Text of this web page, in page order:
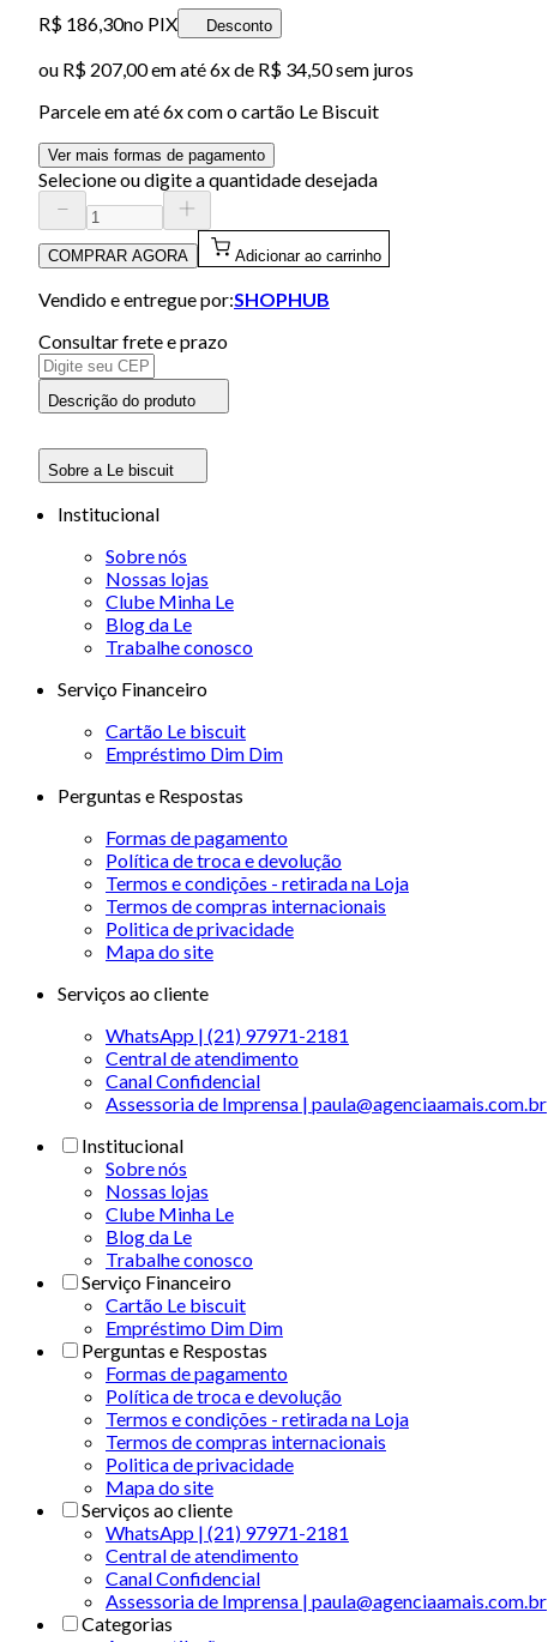
R$ 186,30no PIX Desconto
ou R$ 207,00em até6x de R$ 34,50 sem juros
Parcele em até6x com o cartão Le Biscuit
Ver mais formas de pagamento
Selecione ou digite a quantidade desejada
COMPRAR AGORA Adicionar ao carrinho
Vendido e entregue por:SHOPHUB
Consultar frete e prazo
Descrição do produto
Sobre a Le biscuit
Institucional
Sobre nós
Nossas lojas
Clube Minha Le
Blog da Le
Trabalhe conosco
Serviço Financeiro
Cartão Le biscuit
Empréstimo Dim Dim
Perguntas e Respostas
Formas de pagamento
Política de troca e devolução
Termos e condições - retirada na Loja
Termos de compras internacionais
Politica de privacidade
Mapa do site
Serviços ao cliente
WhatsApp | (21) 97971-2181
Central de atendimento
Canal Confidencial
Assessoria de Imprensa | paula@agenciaamais.com.br
Institucional
Sobre nós
Nossas lojas
Clube Minha Le
Blog da Le
Trabalhe conosco
Serviço Financeiro
Cartão Le biscuit
Empréstimo Dim Dim
Perguntas e Respostas
Formas de pagamento
Política de troca e devolução
Termos e condições - retirada na Loja
Termos de compras internacionais
Politica de privacidade
Mapa do site
Serviços ao cliente
WhatsApp | (21) 97971-2181
Central de atendimento
Canal Confidencial
Assessoria de Imprensa | paula@agenciaamais.com.br
Categorias